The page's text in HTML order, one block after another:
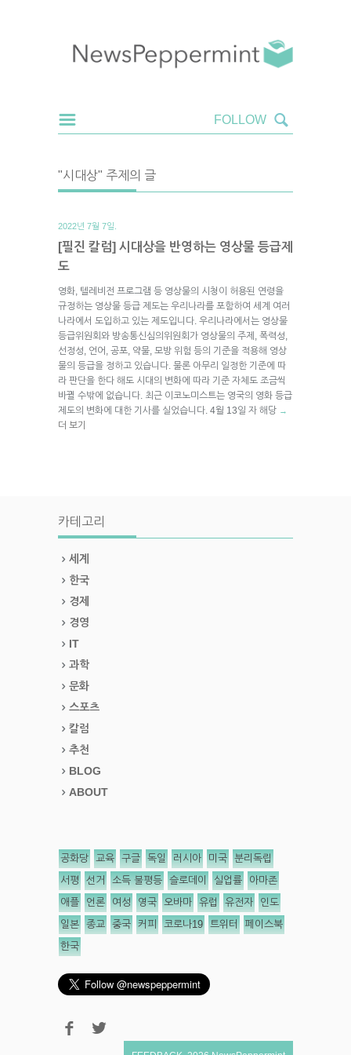
"시대상" 주제의 글
2022년 7월 7일.
[필진 칼럼] 시대상을 반영하는 영상물 등급제
도
영화, 텔레비전 프로그램 등 영상물의 시청이 허용된 연령을
규정하는 영상물 등급 제도는 우리나라를 포함하여 세계 여러
나라에서 도입하고 있는 제도입니다. 우리나라에서는 영상물
등급위원회와 방송통신심의위원회가 영상물의 주제, 폭력성,
선정성, 언어, 공포, 약물, 모방 위험 등의 기준을 적용해 영상
물의 등급을 정하고 있습니다. 물론 아무리 일정한 기준에 따
라 판단을 한다 해도 시대의 변화에 따라 기준 자체도 조금씩
바뀔 수밖에 없습니다. 최근 이코노미스트는 영국의 영화 등급
제도의 변화에 대한 기사를 실었습니다. 4월 13일 자 해당 →
더 보기
카테고리
세계
한국
경제
경영
IT
과학
문화
스포츠
칼럼
추천
BLOG
ABOUT
공화당 교육 구글 독일 러시아 미국 분리독립
서평 선거 소득 불평등 슬로데이 실업률 아마존
애플 언론 여성 영국 오바마 유럽 유전자 인도
일본 종교 중국 커피 코로나19 트위터 페이스북
한국